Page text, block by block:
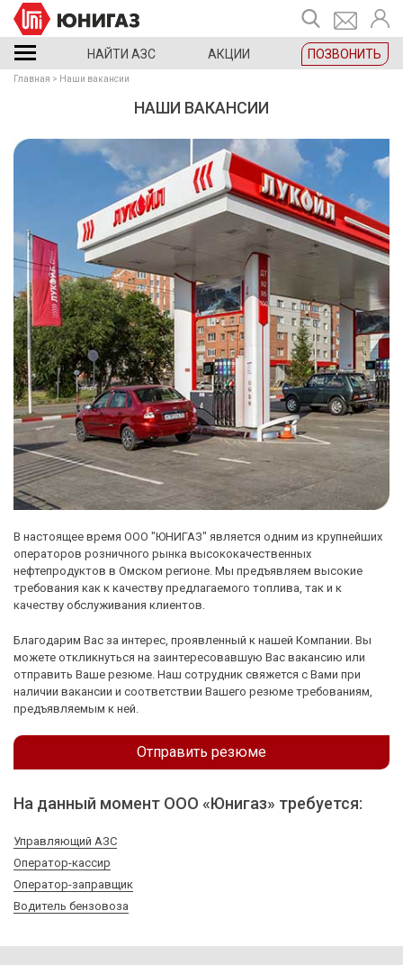
НАЙТИ АЗС АКЦИИ ПОЗВОНИТЬ
Главная Наши вакансии
НАШИ ВАКАНСИИ
В настоящее время ООО "ЮНИГАЗ" является одним из крупнейших
операторов розничного рынка высококачественных
нефтепродуктов в Омском регионе. Мы предъявляем высокие
требования как к качеству предлагаемого топлива, так и к
качеству обслуживания клиентов.
Благодарим Вас за интерес, проявленный к нашей Компании. Вы
можете откликнуться на заинтересовавшую Вас вакансию или
отправить Ваше резюме. Наш сотрудник свяжется с Вами при
наличии вакансии и соответствии Вашего резюме требованиям,
предъявляемым к ней.
Отправить резюме
На данный момент ООО «Юнигаз» требуется:
Управляющий АЗС
Оператор-кассир
Оператор-заправщик
Водитель бензовоза